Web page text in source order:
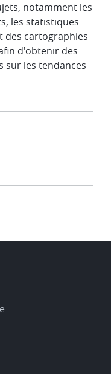
notamment les
les statistiques
des cartographies
d'obtenir des
les tendances